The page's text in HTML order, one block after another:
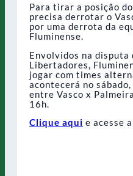
Para tirar a posição
precisa derrotar o
por uma derrota da
Fluminense.
Envolvidos na disputa
Libertadores,
jogar com times
acontecerá no
entre Vasco x
16h.
Clique aqui e acesse